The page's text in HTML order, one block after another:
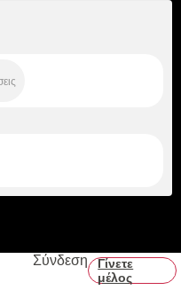
Σύνδεση
Γίνετε
μέλος